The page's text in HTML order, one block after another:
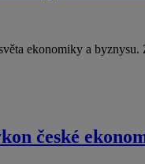
ekonomiky a
české